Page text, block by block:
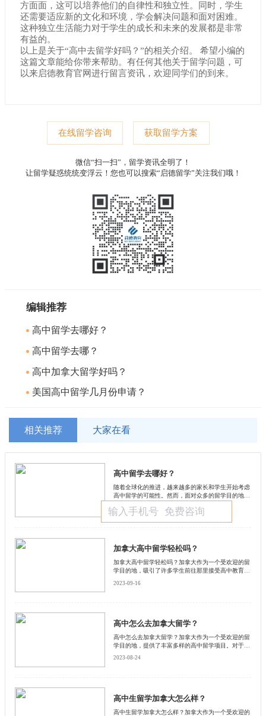
方面面，这可以培养他们的自律性和独立性。同时，学生
还需要适应新的文化和环境，学会解决问题和面对困难。
这种独立生活能力对于学生的成长和未来的发展都是非常
有益的。
以上是关于“高中去留学好吗？”的相关介绍。 希望小编的
这篇文章能给你带来帮助。有任何其他关于留学问题，可
以来启德教育官网进行留言资讯，欢迎同学们的到来。
在线留学咨询 获取留学方案
微信“扫一扫”，留学资讯全明了！
让留学疑惑统统变浮云！您也可以搜索“启德留学”关注我们哦！
编辑推荐
高中留学去哪好？
高中留学去哪？
高中加拿大留学好吗？
美国高中留学几月份申请？
相关推荐 大家在看
高中留学去哪好？
随着全球化的推进，越来越多的家长和学生开始考虑
高中留学的可能性。然而，面对众多的留学目的地，
题。启德小编将从多个角度探讨高中留学的选择。
2023-11-20
加拿大高中留学轻松吗？
加拿大高中留学轻松吗？加拿大作为一个受欢迎的留
学目的地，吸引了许多学生前往那里接受高中教育。
困惑。启德小编为大家详细介绍。
2023-09-16
高中怎么去加拿大留学？
高中怎么去加拿大留学？加拿大作为一个受欢迎的留
学目的地，提供了丰富多样的高中留学项目。对于计
2023-08-24
高中生留学加拿大怎么样？
高中生留学加拿大怎么样？加拿大作为一个受欢迎的